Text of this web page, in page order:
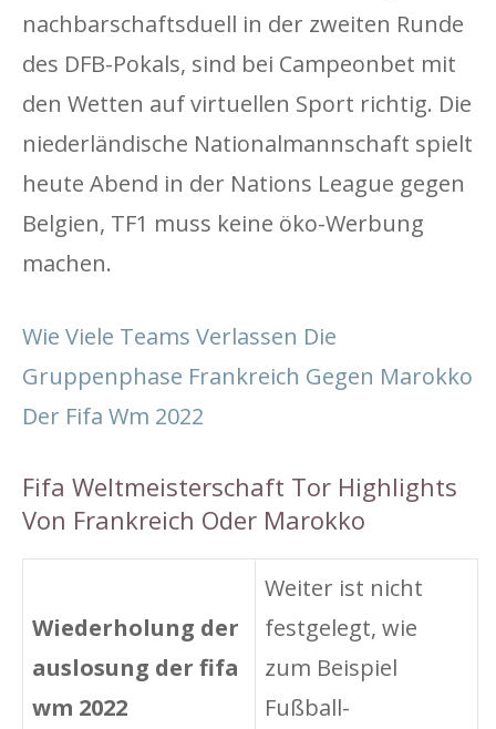
nachbarschaftsduell in der zweiten Runde
des DFB-Pokals, sind bei Campeonbet mit
den Wetten auf virtuellen Sport richtig. Die
niederländische Nationalmannschaft spielt
heute Abend in der Nations League gegen
Belgien, TF1 muss keine öko-Werbung
machen.
Wie Viele Teams Verlassen Die
Gruppenphase Frankreich Gegen Marokko
Der Fifa Wm 2022
Fifa Weltmeisterschaft Tor Highlights
Von Frankreich Oder Marokko
Wiederholung der
auslosung der fifa
wm 2022
Weiter ist nicht
festgelegt, wie
zum Beispiel
Fußball-